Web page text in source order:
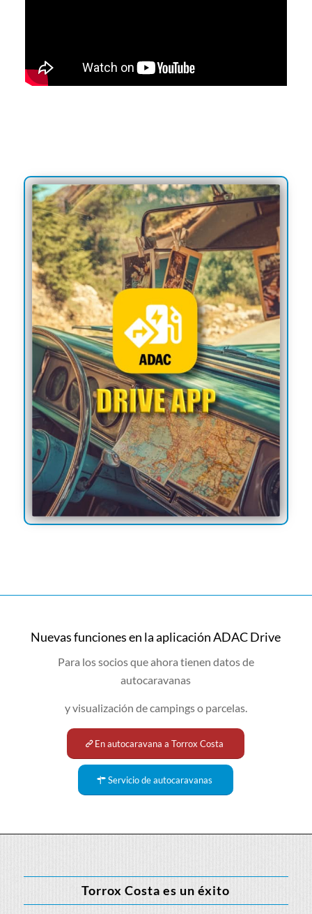
Nuevas funciones en la aplicación ADAC Drive
Para los socios que ahora tienen datos de
autocaravanas
y visualización de campings o parcelas.
En autocaravana a Torrox Costa
Servicio de autocaravanas
Torrox Costa es un éxito